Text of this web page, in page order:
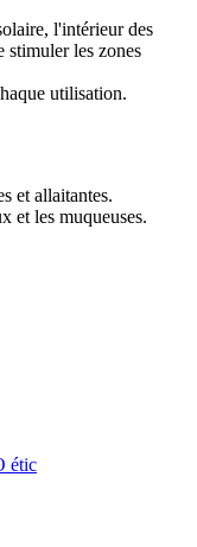
l'intérieur des
stimuler les zones
utilisation.
et allaitantes.
et les muqueuses.
étic